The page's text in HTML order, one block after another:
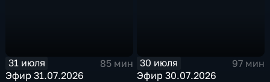
31 июля
85 мин
Эфир 31.07.2026
30 июля
97 мин
Эфир 30.07.2026